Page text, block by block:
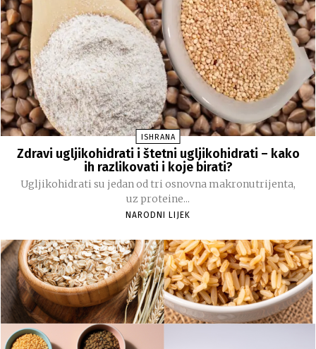
ISHRANA
Zdravi ugljikohidrati i štetni ugljikohidrati – kako
ih razlikovati i koje birati?
Ugljikohidrati su jedan od tri osnovna makronutrijenta,
uz proteine...
NARODNI LIJEK